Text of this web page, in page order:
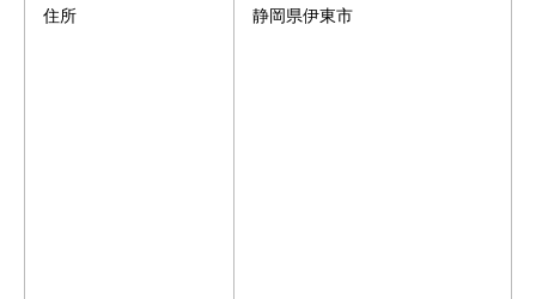
住所 静岡県伊東市